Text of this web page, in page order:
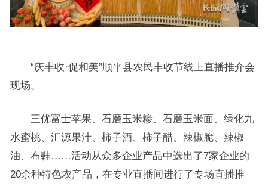
“庆丰收·促和美”顺平县农民丰收节线上直播推介会
现场。
三优富士苹果、石磨玉米糁、石磨玉米面、绿化九
水蜜桃、汇源果汁、柿子酒、柿子醋、辣椒脆、辣椒
油、布鞋……活动从众多企业产品中选出了7家企业的
20余种特色农产品，在专业直播间进行了专场直播推